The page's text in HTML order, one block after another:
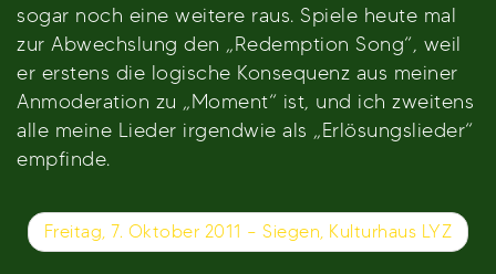
sogar noch eine weitere raus. Spiele heute mal
zur Abwechslung den „Redemption Song“, weil
er erstens die logische Konsequenz aus meiner
Anmoderation zu „Moment“ ist, und ich zweitens
alle meine Lieder irgendwie als „Erlösungslieder“
empfinde.
Beitragsnavigation
Freitag, 7. Oktober 2011 – Siegen, Kulturhaus LYZ